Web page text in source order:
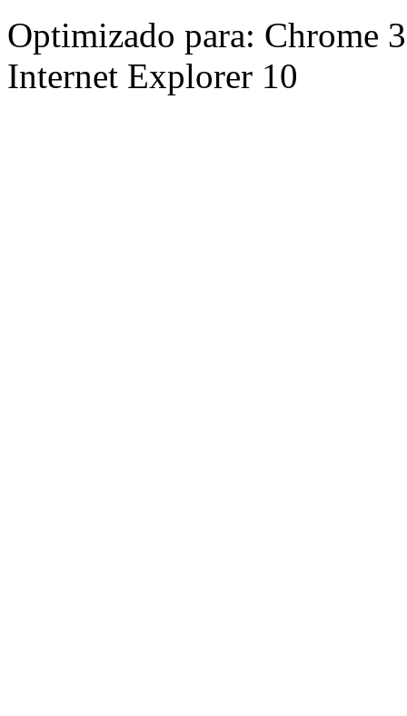
Optimizado para: Chrome
Internet Explorer 10